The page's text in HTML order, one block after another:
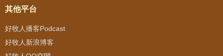
其他平台
好牧人播客Podcast
好牧人新浪博客